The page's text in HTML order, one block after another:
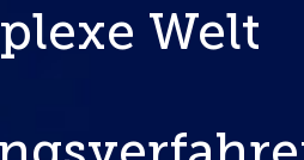
Welt